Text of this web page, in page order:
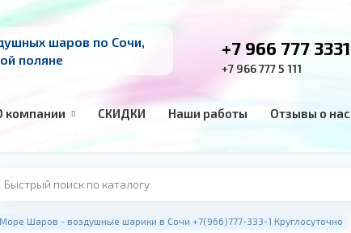
шаров по Сочи,
поляне
+7 966 777 3331
+7 966 777 5 111
компании СКИДКИ Наши работы Отзывы о нас
Море Шаров - воздушные шарики в Сочи +7(966)777-333-1 Круглосуточно